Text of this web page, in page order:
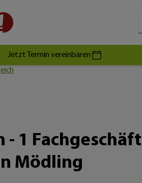
Jetzt Termin vereinbaren
- 1
Mödling